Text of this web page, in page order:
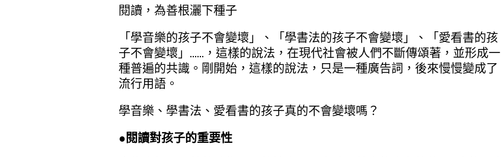
閱讀，為善根灑下種子
「學音樂的孩子不會變壞」、「學書法的孩子不會變壞」、「愛看書的孩
子不會變壞」……，這樣的說法，在現代社會被人們不斷傳頌著，並形成一
種普遍的共識。剛開始，這樣的說法，只是一種廣告詞，後來慢慢變成了
流行用語。
學音樂、學書法、愛看書的孩子真的不會變壞嗎？
●閱讀對孩子的重要性